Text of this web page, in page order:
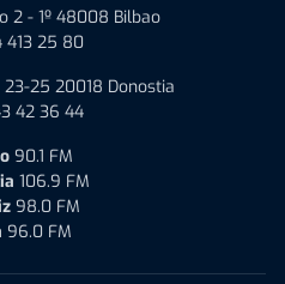
2 - 1º 48008 Bilbao
413 25 80
25 20018 Donostia
42 36 44
90.1 FM
106.9 FM
98.0 FM
96.0 FM